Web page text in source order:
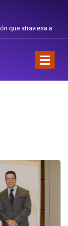
que atraviesa a